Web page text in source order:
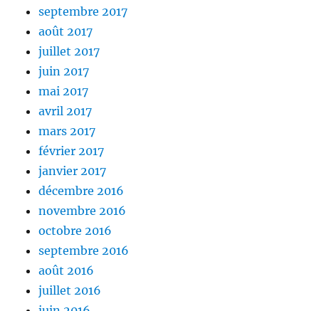
septembre 2017
août 2017
juillet 2017
juin 2017
mai 2017
avril 2017
mars 2017
février 2017
janvier 2017
décembre 2016
novembre 2016
octobre 2016
septembre 2016
août 2016
juillet 2016